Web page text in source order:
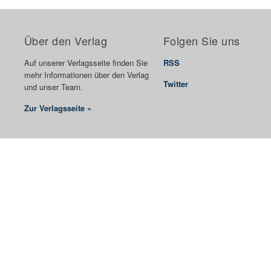
Über den Verlag
Auf unserer Verlagsseite finden Sie
mehr Informationen über den Verlag
und unser Team.
Zur Verlagsseite »
Folgen Sie uns
RSS
Twitter